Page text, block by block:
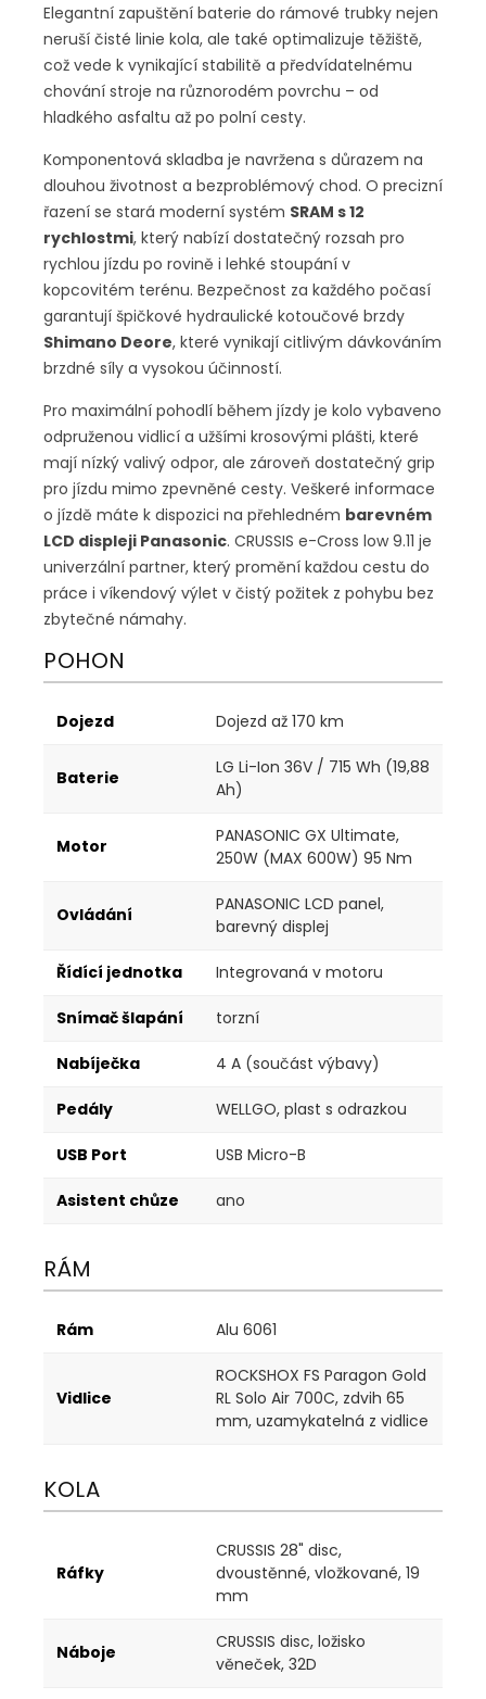
Elegantní zapuštění baterie do rámové trubky nejen
neruší čisté linie kola, ale také optimalizuje těžiště,
což vede k vynikající stabilitě a předvídatelnému
chování stroje na různorodém povrchu – od
hladkého asfaltu až po polní cesty.
Komponentová skladba je navržena s důrazem na
dlouhou životnost a bezproblémový chod. O precizní
řazení se stará moderní systém SRAM s 12
rychlostmi, který nabízí dostatečný rozsah pro
rychlou jízdu po rovině i lehké stoupání v
kopcovitém terénu. Bezpečnost za každého počasí
garantují špičkové hydraulické kotoučové brzdy
Shimano Deore, které vynikají citlivým dávkováním
brzdné síly a vysokou účinností.
Pro maximální pohodlí během jízdy je kolo vybaveno
odpruženou vidlicí a užšími krosovými plášti, které
mají nízký valivý odpor, ale zároveň dostatečný grip
pro jízdu mimo zpevněné cesty. Veškeré informace
o jízdě máte k dispozici na přehledném barevném
LCD displeji Panasonic. CRUSSIS e-Cross low 9.11 je
univerzální partner, který promění každou cestu do
práce i víkendový výlet v čistý požitek z pohybu bez
zbytečné námahy.
POHON
Dojezd Dojezd až 170 km
Baterie
LG Li-Ion 36V / 715 Wh (19,88
Ah)
Motor
PANASONIC GX Ultimate,
250W (MAX 600W) 95 Nm
Ovládání
PANASONIC LCD panel,
barevný displej
Řídící jednotka Integrovaná v motoru
Snímač šlapání torzní
Nabíječka 4 A (součást výbavy)
Pedály WELLGO, plast s odrazkou
USB Port USB Micro-B
Asistent chůze ano
RÁM
Rám Alu 6061
Vidlice
ROCKSHOX FS Paragon Gold
RL Solo Air 700C, zdvih 65
mm, uzamykatelná z vidlice
KOLA
Ráfky
CRUSSIS 28" disc,
dvoustěnné, vložkované, 19
mm
Náboje
CRUSSIS disc, ložisko
věneček, 32D